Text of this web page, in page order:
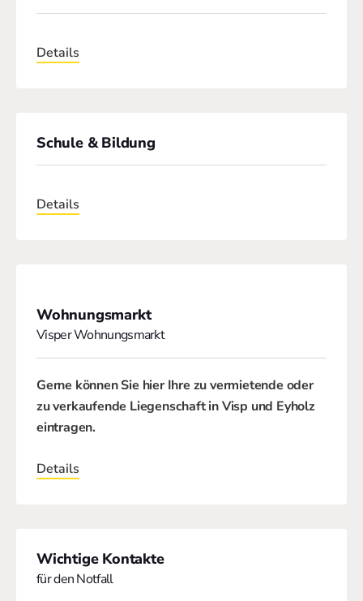
Details
Schule & Bildung
Details
Wohnungsmarkt
Visper Wohnungsmarkt
Gerne können Sie hier Ihre zu vermietende oder
zu verkaufende Liegenschaft inVisp und Eyholz
eintragen.
Details
Wichtige Kontakte
für den Notfall